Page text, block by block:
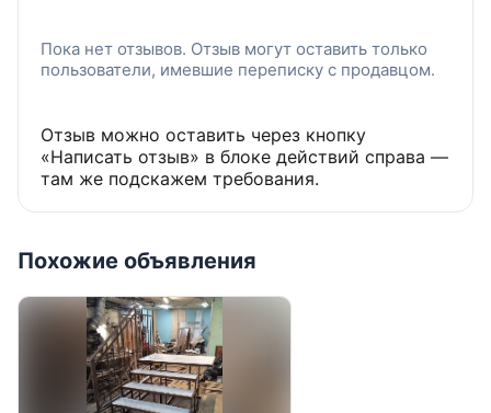
Пока нет отзывов. Отзыв могут оставить только
пользователи, имевшие переписку с продавцом.
Отзыв можно оставить через кнопку
«Написать отзыв» в блоке действий справа —
там же подскажем требования.
Похожие объявления